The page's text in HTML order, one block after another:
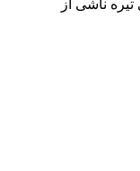
تیره ناشی از